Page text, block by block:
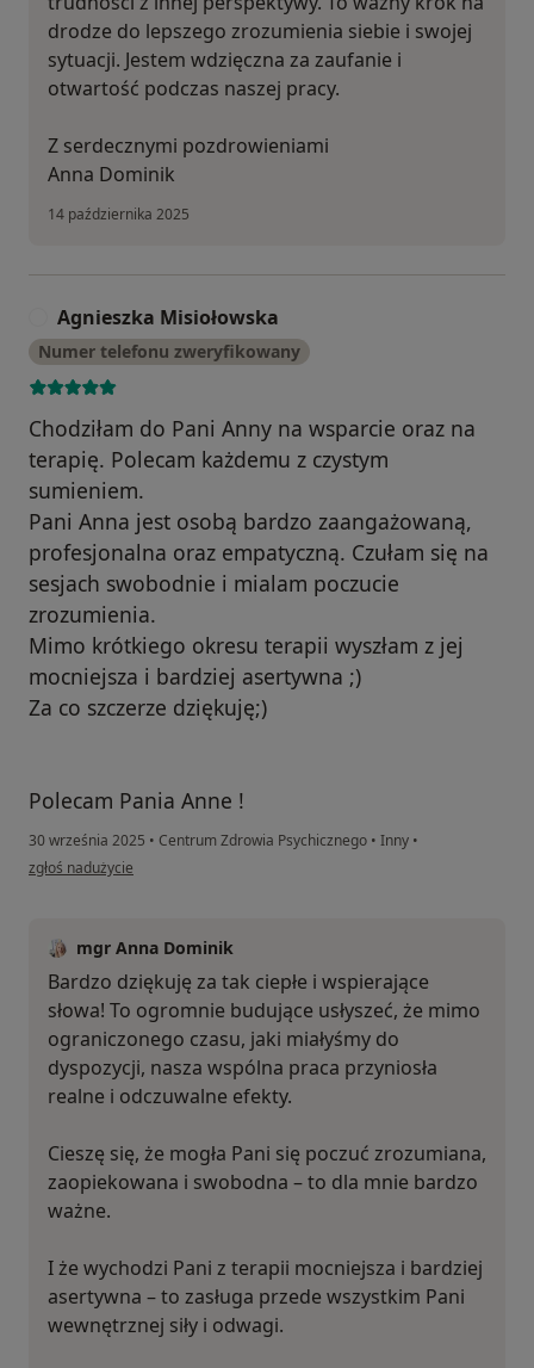
drodze do lepszego zrozumienia siebie i swojej
sytuacji. Jestem wdzięczna za zaufanie i
otwartość podczas naszej pracy.
Z serdecznymi pozdrowieniami
Anna Dominik
14 października 2025
Agnieszka Misiołowska
Numer telefonu zweryfikowany
Chodziłam do Pani Anny na wsparcie oraz na
terapię. Polecam każdemu z czystym
sumieniem.
Pani Anna jest osobą bardzo zaangażowaną,
profesjonalna oraz empatyczną. Czułam się na
sesjach swobodnie i mialam poczucie
zrozumienia.
Mimo krótkiego okresu terapii wyszłam z jej
mocniejsza i bardziej asertywna ;)
Za co szczerze dziękuję;)
Polecam Pania Anne !
30 września 2025 • Centrum Zdrowia Psychicznego • Inny •
w opinii użytkownika Agnieszka Misiołowska
zgłoś nadużycie
mgr Anna Dominik
Bardzo dziękuję za tak ciepłe i wspierające
słowa! To ogromnie budujące usłyszeć, że mimo
ograniczonego czasu, jaki miałyśmy do
dyspozycji, nasza wspólna praca przyniosła
realne i odczuwalne efekty.
Cieszę się, że mogła Pani się poczuć zrozumiana,
zaopiekowana i swobodna – to dla mnie bardzo
ważne.
I że wychodzi Pani z terapii mocniejsza i bardziej
asertywna – to zasługa przede wszystkim Pani
wewnętrznej siły i odwagi.